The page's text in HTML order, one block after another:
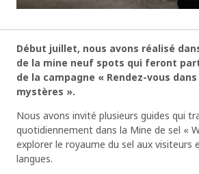
Début juillet, nous avons réalisé
de la mine neuf spots qui feront
de la campagne « Rendez-vous
mystères ».
Nous avons invité plusieurs guides qui
quotidiennement dans la Mine de sel «
explorer le royaume du sel aux visiteurs
langues.